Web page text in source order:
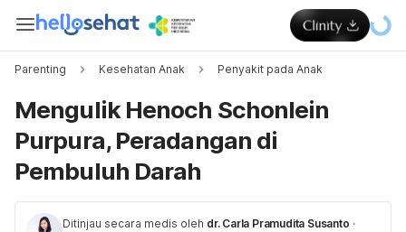
Parenting Kesehatan Anak Penyakit pada Anak
Mengulik Henoch Schonlein
Purpura, Peradangan di
Pembuluh Darah
Ditinjau secara medis oleh dr. Carla Pramudita Susanto ·